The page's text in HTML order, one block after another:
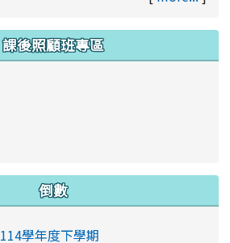
課後照顧班專區
倒數
114學年度下學期